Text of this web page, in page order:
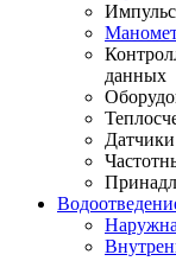
данных